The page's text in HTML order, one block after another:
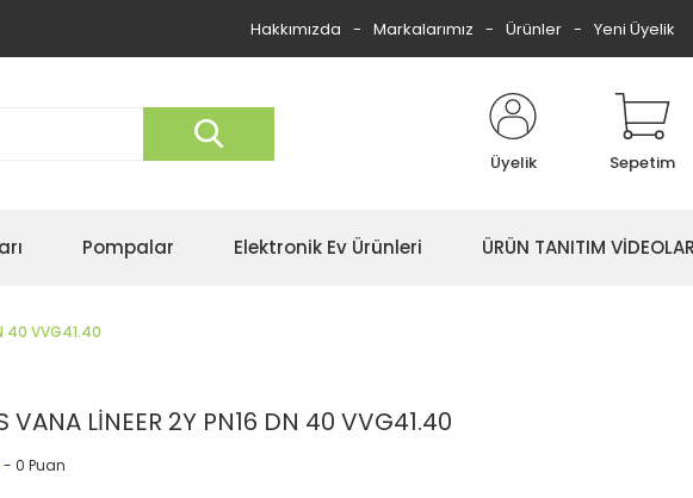
Hakkımızda Markalarımız Ürünler Yeni Üyelik
Üyelik Sepetim
Pompalar Elektronik Ev Ürünleri ÜRÜN TANITIM
40 VVG41.40
VANA LİNEER 2Y PN16 DN 40 VVG41.40
- 0 Puan